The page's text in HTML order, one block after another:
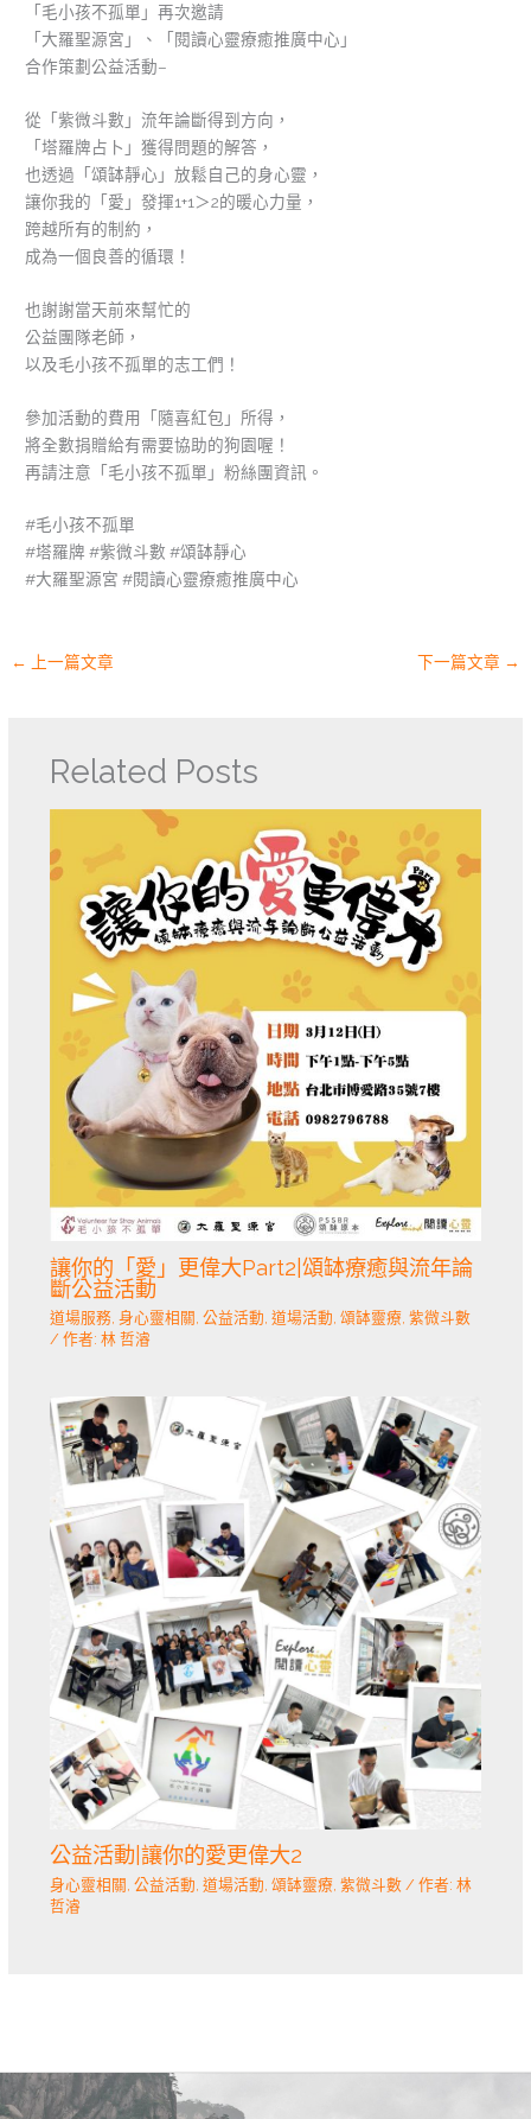
「毛小孩不孤單」再次邀請
「大羅聖源宮」、「閱讀心靈療癒推廣中心」
合作策劃公益活動–
從「紫微斗數」流年論斷得到方向，
「塔羅牌占卜」獲得問題的解答，
也透過「頌缽靜心」放鬆自己的身心靈，
讓你我的「愛」發揮1+1＞2的暖心力量，
跨越所有的制約，
成為一個良善的循環！
也謝謝當天前來幫忙的
公益團隊老師，
以及毛小孩不孤單的志工們！
參加活動的費用「隨喜紅包」所得，
將全數捐贈給有需要協助的狗園喔！
再請注意「毛小孩不孤單」粉絲團資訊。
#毛小孩不孤單
#塔羅牌 #紫微斗數 #頌缽靜心
#大羅聖源宮 #閱讀心靈療癒推廣中心
← 上一篇文章 下一篇文章 →
Related Posts
讓你的「愛」更偉大Part2|頌缽療癒與流年論
斷公益活動
道場服務, 身心靈相關 , 公益活動, 道場活動, 頌缽靈療, 紫微斗數
/ 作者: 林 哲濬
公益活動|讓你的愛更偉大2
身心靈相關 公益活動 道場活動 頌缽靈療, 紫微斗數/ 作者: 林
哲濬